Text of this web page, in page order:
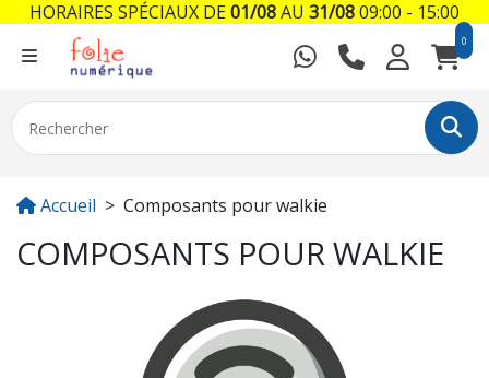
0
Accueil Composants pour walkie
COMPOSANTS POUR WALKIE
HORAIRES SPÉCIAUX DE01/08AU 31/0809:00 - 15:00